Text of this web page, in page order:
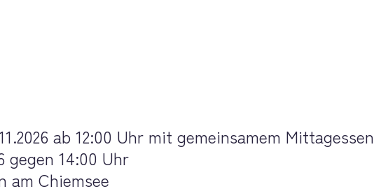
ab 12:00 Uhr mit gemeinsamem Mittagessen
gegen 14:00 Uhr
am Chiemsee